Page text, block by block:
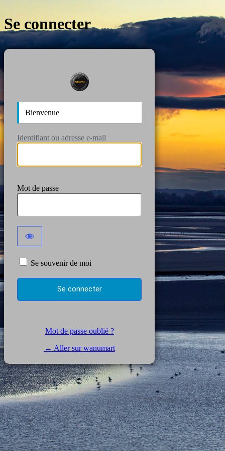
Se connecter
https://
Bienvenue
Identifiant ou adresse e-mail
Mot de passe
Se souvenir de moi
Mot de passe oublié ?
← Aller sur wanumart